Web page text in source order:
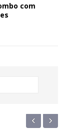
com
‹ ›